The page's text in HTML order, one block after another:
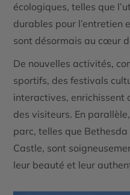
écologiques, telles que
durables pour l’entretien
sont désormais au cœur
De nouvelles activités,
sportifs, des festivals
interactives, enrichissent
des visiteurs. En
parc, telles que
Castle, sont
leur beauté et leur